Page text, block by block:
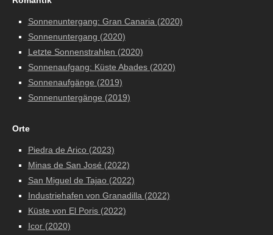
Sonnenuntergang: Gran Canaria (2020)
Sonnenuntergang (2020)
Letzte Sonnenstrahlen (2020)
Sonnenaufgang: Küste Abades (2020)
Sonnenaufgänge (2019)
Sonnenuntergänge (2019)
Orte
Piedra de Arico (2023)
Minas de San José (2022)
San Miguel de Tajao (2022)
Industriehafen von Granadilla (2022)
Küste von El Poris (2022)
Icor (2020)